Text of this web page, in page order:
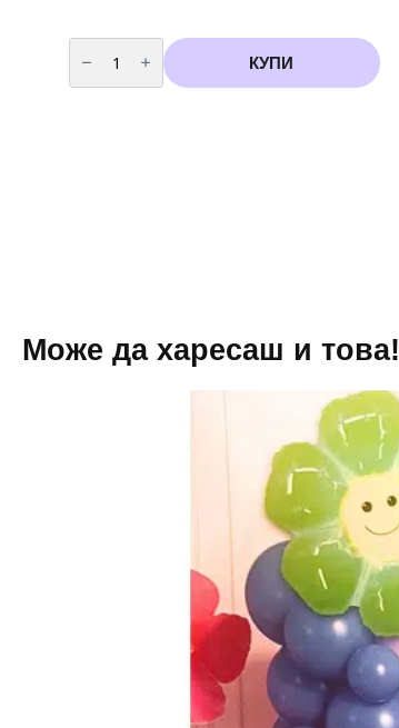
количество
за
Балон
фолио"
КУПИ
Може да харесаш и това!